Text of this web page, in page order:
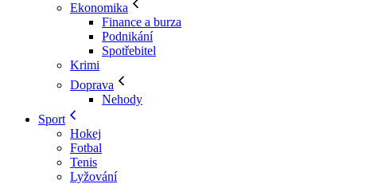
Ekonomika
Finance a burza
Podnikání
Spotřebitel
Krimi
Doprava
Nehody
Sport
Hokej
Fotbal
Tenis
Lyžování